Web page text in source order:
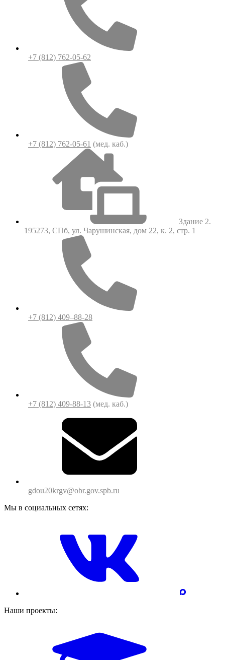
+7 (812) 762-05-62
+7 (812) 762-05-61 (мед. каб.)
Здание 2.
195273, СПб, ул. Чарушинская, дом 22, к. 2, стр. 1
+7 (812) 409–88-28
+7 (812) 409-88-13 (мед. каб.)
gdou20krgv@obr.gov.spb.ru
Мы в социальных сетях:
Наши проекты: